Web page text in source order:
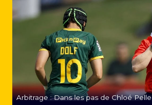
Arbitrage : Dans les pas de Chloé Pelle